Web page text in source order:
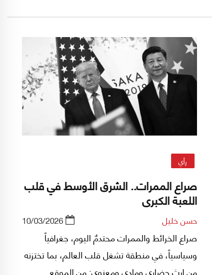
إيران أن وقف الحرب بيدها لا بيد من بدأها.
رأي
صراع الممرات.. الشرق الأوسط في قلب
اللعبة الكبرى
حسن خليل 10/03/2026
صراع الخرائط والممرات محتدمٌ اليوم، جغرافياً
وسياسياً، في منطقة تشغل قلب العالم، بما تختزنه
من إرث حضاري ومادي ومعنوي: من الموقع